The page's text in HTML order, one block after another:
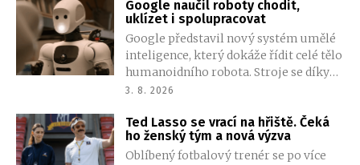
pomoc neznámé lodi. Když záchrana
dorazila na místo, stala se svědkem
něčeho otřesného. Tak otřesného, že
mnozí pochybují, že k tomu vůbec
došlo.
Google naučil roboty chodit,
uklízet i spolupracovat
Google představil nový systém umělé
inteligence, který dokáže řídit celé tělo
humanoidního robota. Stroje se díky
němu mohou pohybovat po místnosti,
spolupracovat při plnění složitějších
úkolů.
3. 8. 2026
Ted Lasso se vrací na hřiště. Čeká
ho ženský tým a nová výzva
Oblíbený fotbalový trenér se po více